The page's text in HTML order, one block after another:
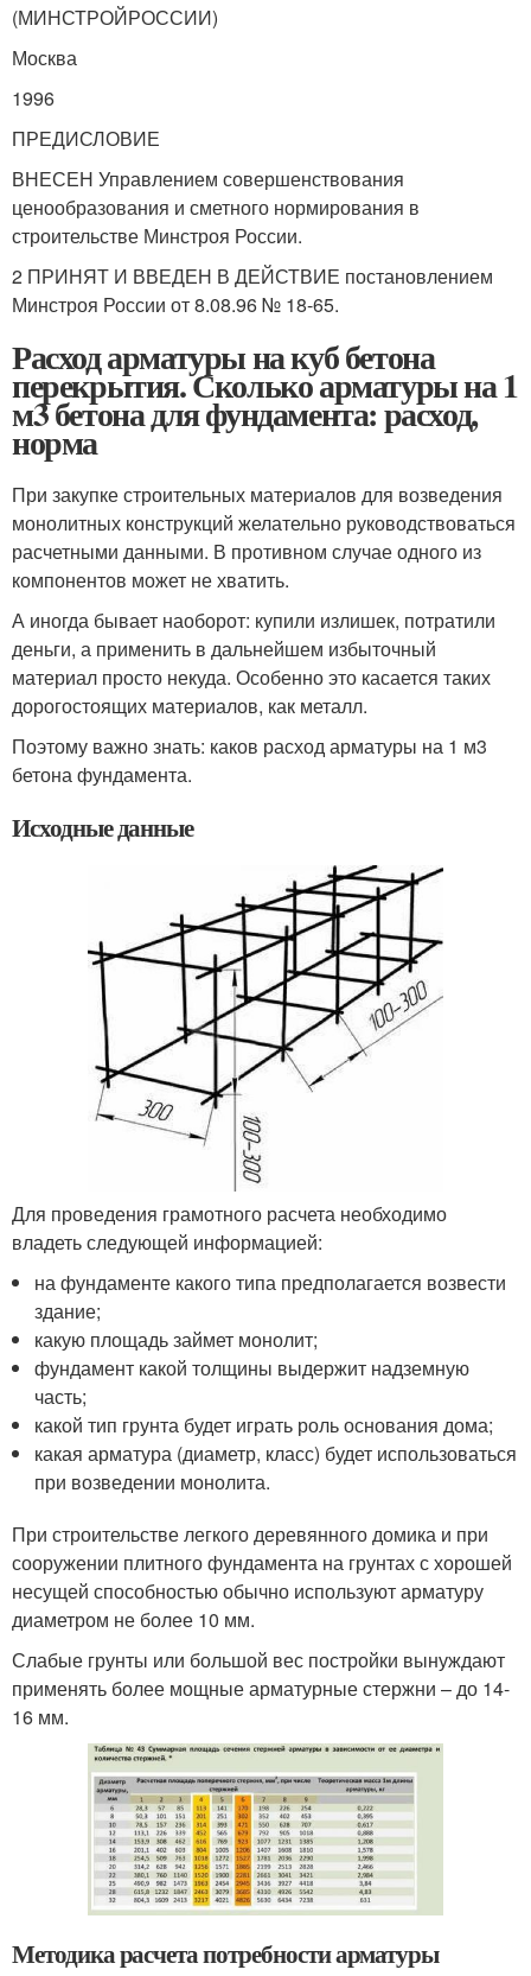
(МИНСТРОЙРОССИИ)
Москва
1996
ПРЕДИСЛОВИЕ
ВНЕСЕН Управлением совершенствования
ценообразования и смет­ного нормирования в
строительстве Минстроя России.
2 ПРИНЯТ И ВВЕДЕН В ДЕЙСТВИЕ постановлением
Минстроя России от 8.08.96 № 18-65.
Расход арматуры на куб бетона
перекрытия. Сколько арматуры на 1
м3 бетона для фундамента: расход,
норма
При закупке строительных материалов для возведения
монолитных конструкций желательно руководствоваться
расчетными данными. В противном случае одного из
компонентов может не хватить.
А иногда бывает наоборот: купили излишек, потратили
деньги, а применить в дальнейшем избыточный
материал просто некуда. Особенно это касается таких
дорогостоящих материалов, как металл.
Поэтому важно знать: каков расход арматуры на 1 м3
бетона фундамента.
Исходные данные
Для проведения грамотного расчета необходимо
владеть следующей информацией:
на фундаменте какого типа предполагается возвести
здание;
какую площадь займет монолит;
фундамент какой толщины выдержит надземную
часть;
какой тип грунта будет играть роль основания дома;
какая арматура (диаметр, класс) будет использоваться
при возведении монолита.
При строительстве легкого деревянного домика и при
сооружении плитного фундамента на грунтах с хорошей
несущей способностью обычно используют арматуру
диаметром не более 10 мм.
Слабые грунты или большой вес постройки вынуждают
применять более мощные арматурные стержни – до 14-
16 мм.
Методика расчета потребности арматуры